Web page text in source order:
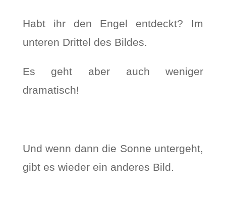
Habt ihr den Engel entdeckt? Im
unteren Drittel des Bildes.
Es geht aber auch weniger
dramatisch!
Und wenn dann die Sonne untergeht,
gibt es wieder ein anderes Bild.